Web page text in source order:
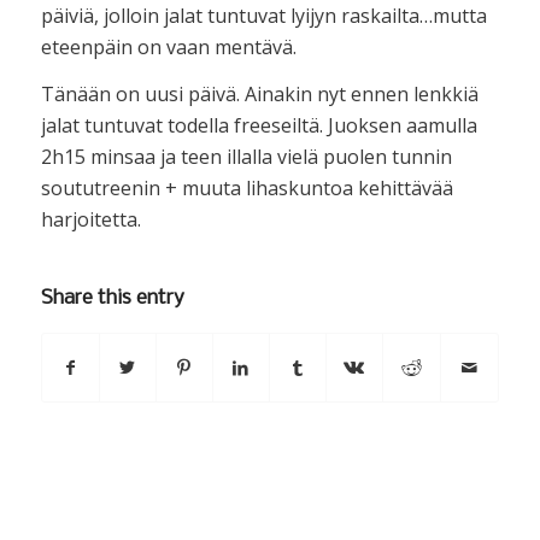
päiviä, jolloin jalat tuntuvat lyijyn raskailta…mutta
eteenpäin on vaan mentävä.
Tänään on uusi päivä. Ainakin nyt ennen lenkkiä
jalat tuntuvat todella freeseiltä. Juoksen aamulla
2h15 minsaa ja teen illalla vielä puolen tunnin
soututreenin + muuta lihaskuntoa kehittävää
harjoitetta.
Share this entry